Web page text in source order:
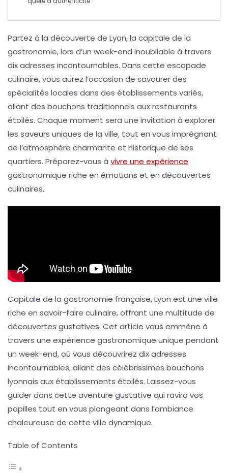
Partez à la découverte de Lyon, la capitale de la
gastronomie, lors d’un week-end inoubliable à travers
dix adresses incontournables. Dans cette escapade
culinaire, vous aurez l’occasion de savourer des
spécialités locales dans des établissements variés,
allant des bouchons traditionnels aux restaurants
étoilés. Chaque moment sera une invitation à explorer
les saveurs uniques de la ville, tout en vous imprégnant
de l’atmosphère charmante et historique de ses
quartiers. Préparez-vous à vivre une expérience
gastronomique riche en émotions et en découvertes
culinaires.
Capitale de la gastronomie française, Lyon est une ville
riche en savoir-faire culinaire, offrant une multitude de
découvertes gustatives. Cet article vous emmène à
travers une expérience gastronomique unique pendant
un week-end, où vous découvrirez dix adresses
incontournables, allant des célébrissimes bouchons
lyonnais aux établissements étoilés. Laissez-vous
guider dans cette aventure gustative qui ravira vos
papilles tout en vous plongeant dans l’ambiance
chaleureuse de cette ville dynamique.
Table of Contents